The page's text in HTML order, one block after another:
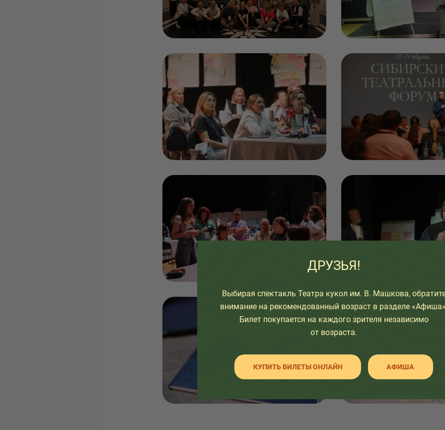
ДРУЗЬЯ!
Выбирая спектакль Театра кукол им. В. Машкова,
внимание на рекомендованный возраст в разделе
Билет покупается на каждого зрителя независимо
от возраста.
КУПИТЬ БИЛЕТЫ ОНЛАЙН АФИША